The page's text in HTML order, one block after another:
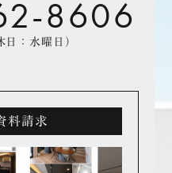
8606
日：水曜日）
料請求